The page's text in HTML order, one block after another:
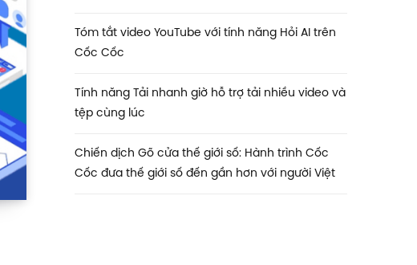
Tóm tắt video YouTube với tính năng Hỏi AI trên
Cốc Cốc
Tính năng Tải nhanh giờ hỗ trợ tải nhiều video và
tệp cùng lúc
Chiến dịch Gõ cửa thế giới số: Hành trình Cốc
Cốc đưa thế giới số đến gần hơn với người Việt